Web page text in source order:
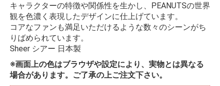
キャラクターの特徴や関係性を生かし、PEANUTSの世界
観を色濃く表現したデザインに仕上げています。
コアなファンも満足いただけるような数々のシーンがち
りばめられています。
Sheer シアー 日本製
※画面上の色はブラウザや設定により、実物とは異なる
場合があります。ご了承の上ご注文下さい。